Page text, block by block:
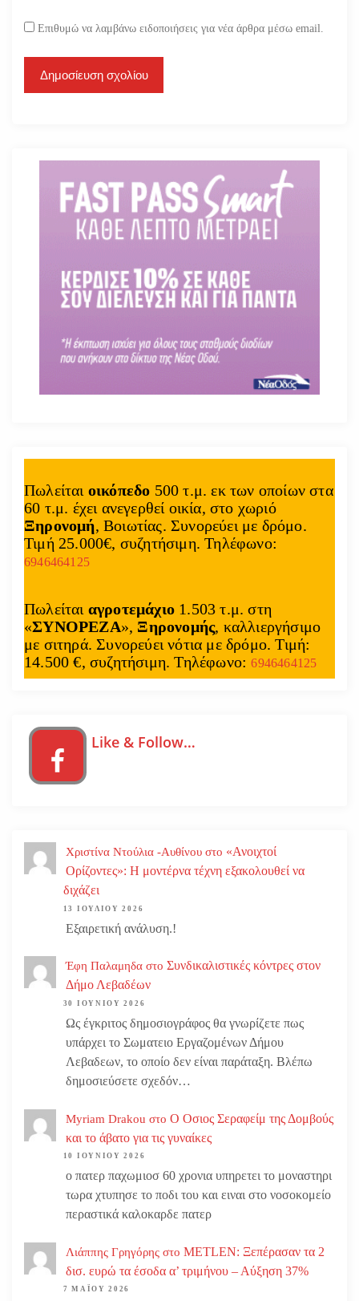
Επιθυμώ να λαμβάνω ειδοποιήσεις για νέα άρθρα μέσω email.
Πωλείται οικόπεδο 500 τ.μ. εκ των οποίων στα
60 τ.μ. έχει ανεγερθεί οικία, στο χωριό
Ξηρονομή, Βοιωτίας. Συνορεύει με δρόμο.
Τιμή 25.000€, συζητήσιμη. Τηλέφωνο:
6946464125
Πωλείται αγροτεμάχιο 1.503 τ.μ. στη
«ΣΥΝΟΡΕΖΑ», Ξηρονομής, καλλιεργήσιμο
με σιτηρά. Συνορεύει νότια με δρόμο. Τιμή:
14.500 €, συζητήσιμη. Τηλέφωνο:6946464125
Like & Follow…
Χριστίνα Ντούλια -Αυθίνου στο «Ανοιχτοί
Ορίζοντες»: Η μοντέρνα τέχνη εξακολουθεί να
διχάζει
13 ΙΟΥΛΊΟΥ 2026
Εξαιρετική ανάλυση.!
Έφη Παλαμηδα στο Συνδικαλιστικές κόντρες στον
Δήμο Λεβαδέων
30 ΙΟΥΝΊΟΥ 2026
Ως έγκριτος δημοσιογράφος θα γνωρίζετε πως
υπάρχει το Σωματειο Εργαζομένων Δήμου
Λεβαδεων, το οποίο δεν είναι παράταξη. Βλέπω
δημοσιεύσετε σχεδόν…
Myriam Drakou στο Ο Οσιος Σεραφείμ της Δομβούς
και το άβατο για τις γυναίκες
10 ΙΟΥΝΊΟΥ 2026
ο πατερ παχωμιοσ 60 χρονια υπηρετει το μοναστηρι
τωρα χτυπησε το ποδι του και ειναι στο νοσοκομείο
περαστικά καλοκαρδε πατερ
Λιάππης Γρηγόρης στο METLEN: Ξεπέρασαν τα 2
δισ. ευρώ τα έσοδα α’ τριμήνου – Αύξηση 37%
7 ΜΑΪ́ΟΥ 2026